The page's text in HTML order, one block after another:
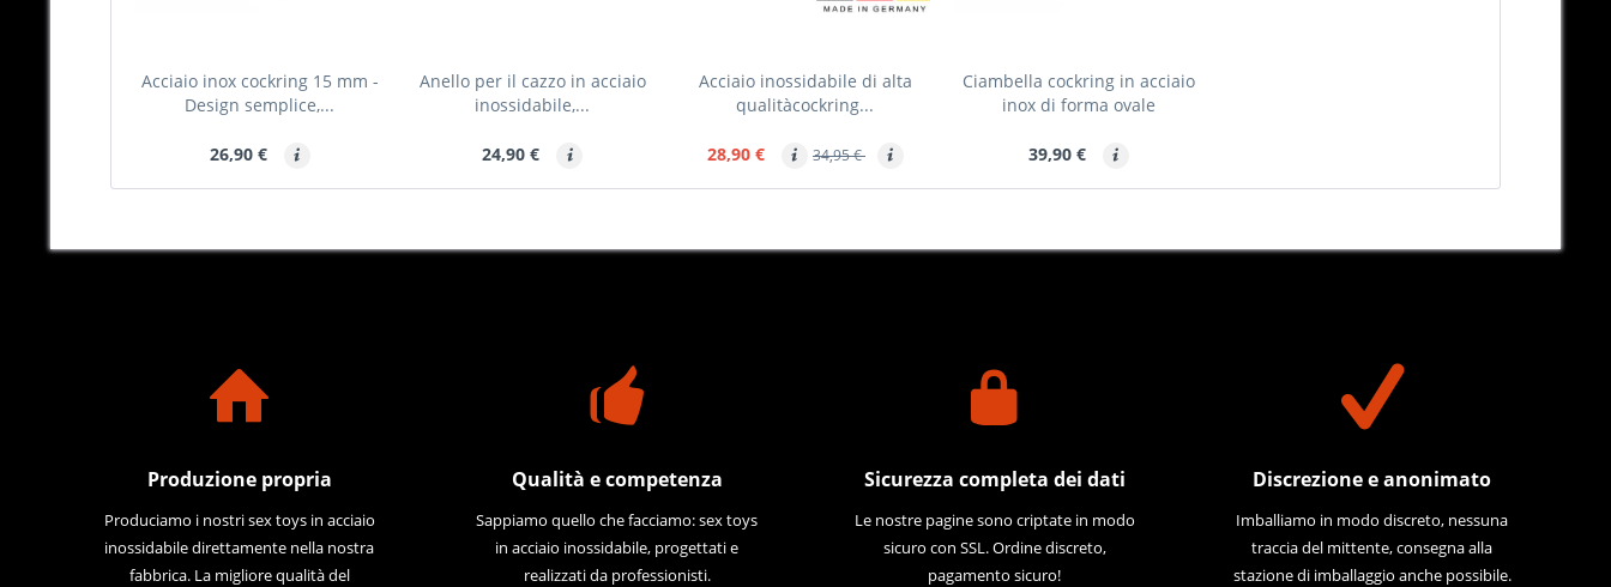
Acciaio inox cockring 15 mm -
Design semplice,...
26,90 €
Anello per il cazzo in acciaio
inossidabile,...
24,90 €
Acciaio inossidabile di alta
qualitàcockring...
28,90 € 34,95 €
Ciambella cockring in acciaio
inox di forma ovale
39,90 €
Produzione propria
Produciamo i nostri sex toys in acciaio
inossidabile direttamente nella nostra
fabbrica. La migliore qualità del
Qualità e competenza
Sappiamo quello che facciamo: sex toys
in acciaio inossidabile, progettati e
realizzati da professionisti.
Sicurezza completa dei dati
Le nostre pagine sono criptate in modo
sicuro con SSL. Ordine discreto,
pagamento sicuro!
Discrezione e anonimato
Imballiamo in modo discreto, nessuna
traccia del mittente, consegna alla
stazione di imballaggio anche possibile.